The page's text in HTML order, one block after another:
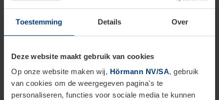
Toestemming Details Over
Deze website maakt gebruik van cookies
Op onze website maken wij, Hörmann NV/SA, gebruik
van cookies om de weergegeven pagina's te
personaliseren, functies voor sociale media te kunnen